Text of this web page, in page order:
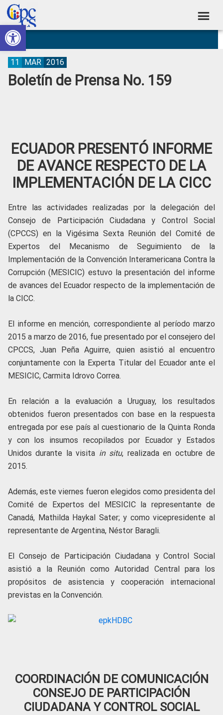
Abrir barra de herramientas
Skip
to
primary
navigation
Skip
to
main
content
Skip
to
primary
sidebar
Skip
to
footer
Consejo
de
Participación
Ciudadana
Construyendo
Poder
Ciudadano
Boletín de Prensa No. 159
11 MAR 2016
ECUADOR PRESENTÓ INFORME
DE AVANCE RESPECTO DE LA
IMPLEMENTACIÓN DE LA CICC
Entre las actividades realizadas por la delegación del
Consejo de Participación Ciudadana y Control Social
(CPCCS) en la Vigésima Sexta Reunión del Comité de
Expertos del Mecanismo de Seguimiento de la
Implementación de la Convención Interamericana Contra la
Corrupción (MESICIC) estuvo la presentación del informe
de avances del Ecuador respecto de la implementación de
la CICC.
El informe en mención, correspondiente al período marzo
2015 a marzo de 2016, fue presentado por el consejero del
CPCCS, Juan Peña Aguirre, quien asistió al encuentro
conjuntamente con la Experta Titular del Ecuador ante el
MESICIC, Carmita Idrovo Correa.
En relación a la evaluación a Uruguay, los resultados
obtenidos fueron presentados con base en la respuesta
entregada por ese país al cuestionario de la Quinta Ronda
y con los insumos recopilados por Ecuador y Estados
Unidos durante la visita in situ, realizada en octubre de
2015.
Además, este viernes fueron elegidos como presidenta del
Comité de Expertos del MESICIC la representante de
Canadá, Mathilda Haykal Sater; y como vicepresidente al
representante de Argentina, Néstor Baragli.
El Consejo de Participación Ciudadana y Control Social
asistió a la Reunión como Autoridad Central para los
propósitos de asistencia y cooperación internacional
previstas en la Convención.
COORDINACIÓN DE COMUNICACIÓN
CONSEJO DE PARTICIPACIÓN
CIUDADANA Y CONTROL SOCIAL